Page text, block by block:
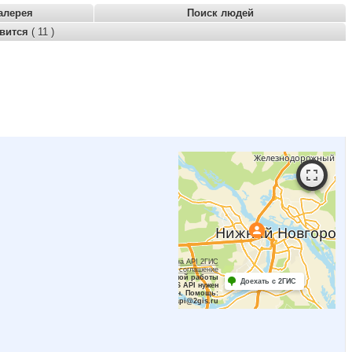
Поиск людей
( 11 )
Работает на API 2ГИС
Лицензионное соглашение
Для корректной работы
Raster JS API нужен
ключ. Помощь:
api@2gis.ru
Доехать с 2ГИС